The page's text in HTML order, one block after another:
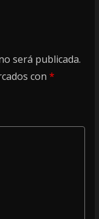
será publicada.
con *